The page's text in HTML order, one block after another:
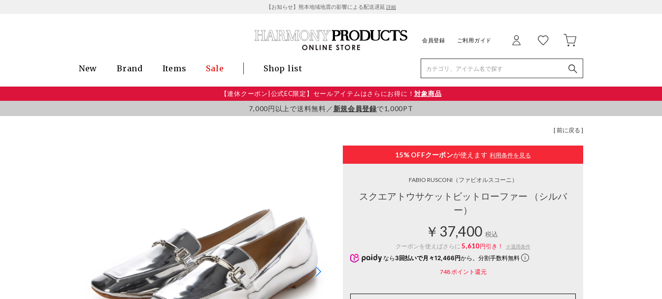
【お知らせ】熊本地域地震の影響による配送遅延 詳細
会員登録 ご利用ガイド
New Brand Items Sale Shop list
【連休クーポン|公式EC限定】セールアイテムはさらにお得に！対象商品
7,000円以上で送料無料／ 新規会員登録で1,000PT
[ 前に戻る ]
15% OFFクーポンが使えます 利用条件を見る
FABIO RUSCONI （ファビオルスコーニ）
スクエアトウサケットビットローファー （シルバ
ー）
￥37,400 税込
クーポンを使えばさらに5,610円引き！ ※適用条件
なら 3回払いで月々12,466円から。分割手数料無料
748ポイント還元